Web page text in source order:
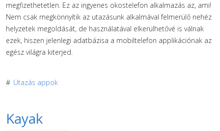
megfizethetetlen. Ez az ingyenes okostelefon alkalmazás az, ami!
Nem csak megkönnyítik az utazásunk alkalmával felmerülő nehéz
helyzetek megoldását, de használatával elkerülhetővé is válnak
ezek, hiszen jelenlegi adatbázisa a mobiltelefon applikációnak az
egész világra kiterjed.
# Utazás appok
Kayak